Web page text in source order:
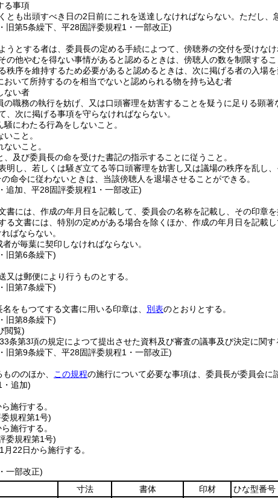
る事項
とも出頭すべき日の2日前にこれを送達しなければならない。 ただし、
旧第5条繰下、平28固評委規程1・一部改正)
うとする者は、委員長の定める手続によつて、傍聴券の交付を受けなけ
の他やむを得ない事情があると認めるときは、傍聴人の数を制限するこ
秩序を維持するため必要があると認めるときは、次に掲げる者の入場を
おいて所持するのを相当でないと認められる物を持ち込む者
ない者
の職務の執行を妨げ、又は口頭審理を妨害することを疑うに足りる顕著
、次に掲げる事項を守らなければならない。
にわたる行為をしないこと。
こと。
いこと。
及び委員長の命を受けた書記の指示することに従うこと。
明し、若しくは騒ぎ立てる等口頭審理を妨害し又は議場の秩序を乱し
命令に従わないときは、当該傍聴人を退場させることができる。
追加、平28固評委規程1・一部改正)
書には、作成の年月日を記載して、委員会の名称を記載し、その印章を
る文書には、特別の定めがある場合を除くほか、作成の年月日を記載
ばならない。
が毎葉に契印しなければならない。
旧第6条繰下)
又は郵便により行うものとする。
旧第7条繰下)
をもつてする文書に用いる印章は、 別表のとおりとする。
旧第8条繰下)
閲覧)
条第3項の規定によつて提出させた資料及び審査の議事及び決定に関
旧第9条繰下、平28固評委規程1・一部改正)
ののほか、 この規程の施行について必要な事項は、委員長が委員会に
追加)
施行する。
規程第1号)
施行する。
委規程第1号)
22日から施行する。
一部改正)
寸法 書体 印材 ひな型番号